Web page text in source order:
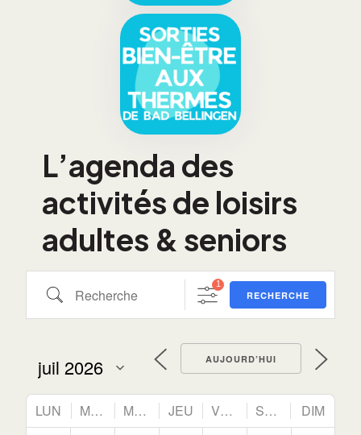
L’agenda des
activités de loisirs
adultes & seniors
1
RECHERCHE
AUJOURD’HUI
LUN MAR MER JEU VEN SAM
DIM